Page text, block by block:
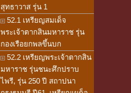
สุทธาวาส รุ่น 1
52.1 เหรียญสมเด็จ
พระเจ้าตากสินมหาราช รุ่น
กองเรือยกพลขึ้นบก
52.2 เหรียญพระเจ้าตากสิน
มหาราช รุ่นชนะศึกปราบ
ไพรี, รุ่น 250 ปี สถาปนา